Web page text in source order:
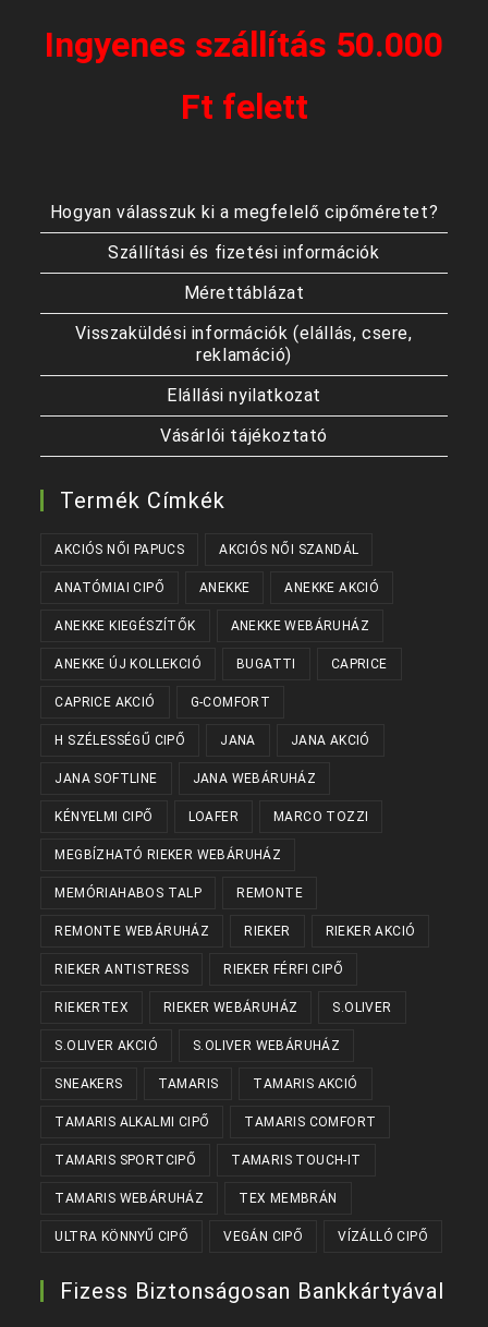
Ingyenes szállítás 50.000
Ft felett
Hogyan válasszuk ki a megfelelő cipőméretet?
Szállítási és fizetési információk
Mérettáblázat
Visszaküldési információk (elállás, csere,
reklamáció)
Elállási nyilatkozat
Vásárlói tájékoztató
Termék Címkék
AKCIÓS NŐI PAPUCS AKCIÓS NŐI SZANDÁL
ANATÓMIAI CIPŐ ANEKKE ANEKKE AKCIÓ
ANEKKE KIEGÉSZÍTŐK ANEKKE WEBÁRUHÁZ
ANEKKE ÚJ KOLLEKCIÓ BUGATTI CAPRICE
CAPRICE AKCIÓ G-COMFORT
H SZÉLESSÉGŰ CIPŐ JANA JANA AKCIÓ
JANA SOFTLINE JANA WEBÁRUHÁZ
KÉNYELMI CIPŐ LOAFER MARCO TOZZI
MEGBÍZHATÓ RIEKER WEBÁRUHÁZ
MEMÓRIAHABOS TALP REMONTE
REMONTE WEBÁRUHÁZ RIEKER RIEKER AKCIÓ
RIEKER ANTISTRESS RIEKER FÉRFI CIPŐ
RIEKERTEX RIEKER WEBÁRUHÁZ S.OLIVER
S.OLIVER AKCIÓ S.OLIVER WEBÁRUHÁZ
SNEAKERS TAMARIS TAMARIS AKCIÓ
TAMARIS ALKALMI CIPŐ TAMARIS COMFORT
TAMARIS SPORTCIPŐ TAMARIS TOUCH-IT
TAMARIS WEBÁRUHÁZ TEX MEMBRÁN
ULTRA KÖNNYŰ CIPŐ VEGÁN CIPŐ VÍZÁLLÓ CIPŐ
Fizess Biztonságosan Bankkártyával